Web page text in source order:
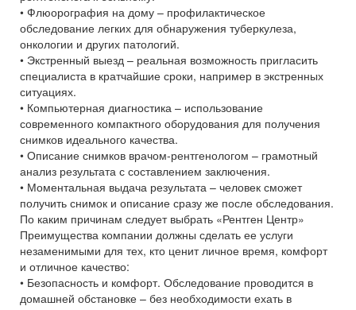
• Флюорография на дому – профилактическое
обследование легких для обнаружения туберкулеза,
онкологии и других патологий.
• Экстренный выезд – реальная возможность пригласить
специалиста в кратчайшие сроки, например в экстренных
ситуациях.
• Компьютерная диагностика – использование
современного компактного оборудования для получения
снимков идеального качества.
• Описание снимков врачом-рентгенологом – грамотный
анализ результата с составлением заключения.
• Моментальная выдача результата – человек сможет
получить снимок и описание сразу же после обследования.
По каким причинам следует выбрать «Рентген Центр»
Преимущества компании должны сделать ее услуги
незаменимыми для тех, кто ценит личное время, комфорт
и отличное качество:
• Безопасность и комфорт. Обследование проводится в
домашней обстановке – без необходимости ехать в